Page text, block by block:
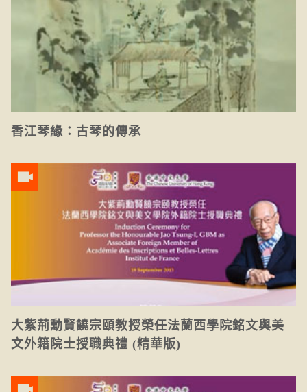
香江琴緣：古琴的傳承
大紫荊勳賢饒宗頤教授榮任法蘭西學院銘文與美
文外籍院士授職典禮 (精華版)